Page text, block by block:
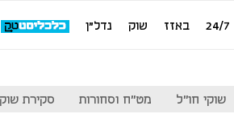
24/7 באזז שוק נדל"ן
שוקי חו"ל מט"ח וסחורות סקירת